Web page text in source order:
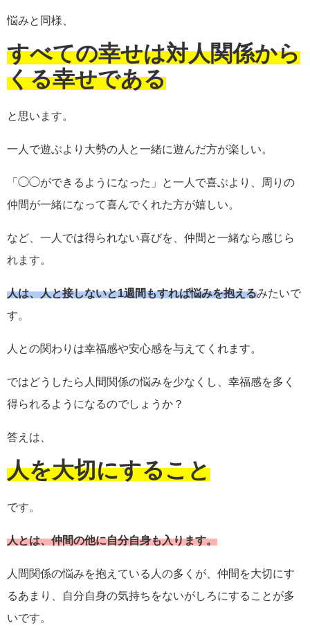
悩みと同様、
すべての幸せは対人関係から
くる幸せである
と思います。
一人で遊ぶより大勢の人と一緒に遊んだ方が楽しい。
「◯◯ができるようになった」と一人で喜ぶより、周りの
仲間が一緒になって喜んでくれた方が嬉しい。
など、一人では得られない喜びを、仲間と一緒なら感じら
れます。
人は、人と接しないと1週間もすれば悩みを抱えるみたいで
す。
人との関わりは幸福感や安心感を与えてくれます。
ではどうしたら人間関係の悩みを少なくし、幸福感を多く
得られるようになるのでしょうか？
答えは、
人を大切にすること
です。
人とは、仲間の他に自分自身も入ります。
人間関係の悩みを抱えている人の多くが、仲間を大切にす
るあまり、自分自身の気持ちをないがしろにすることが多
いです。